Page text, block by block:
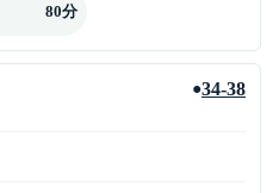
80分
●34-38